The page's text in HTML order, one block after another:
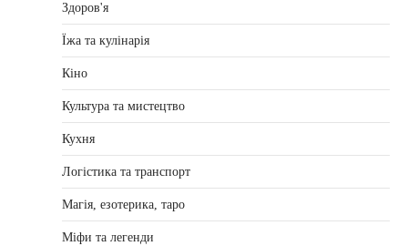
Здоров'я
Їжа та кулінарія
Кіно
Культура та мистецтво
Кухня
Логістика та транспорт
Магія, езотерика, таро
Міфи та легенди